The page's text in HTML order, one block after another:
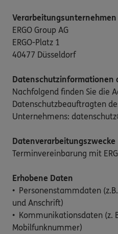
Verarbeitungsunternehmen
ERGO Group AG
ERGO-Platz 1
40477 Düsseldorf
Datenschutzinformationen
Nachfolgend finden Sie die
Datenschutzbeauftragten
Unternehmens:
Datenverarbeitungszwecke
Terminvereinbarung mit
Erhobene Daten
• Personenstammdaten
und Anschrift)
• Kommunikationsdaten (z.
Mobilfunknummer)